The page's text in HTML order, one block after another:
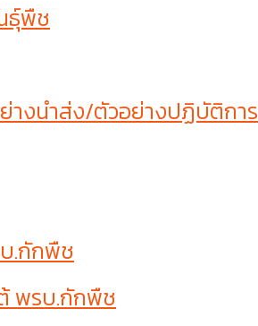
ธุ์พืช
งนำส่ง/ตัวอย่างปฏิบัติการ
.กักพืช
พรบ.กักพืช